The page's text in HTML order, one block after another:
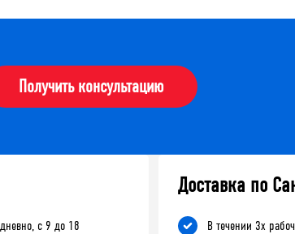
Получить консультацию
с 9 до 18
Доставка по
В течении 3х